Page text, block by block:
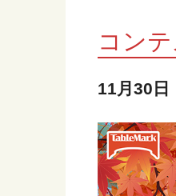
コン
11月30日